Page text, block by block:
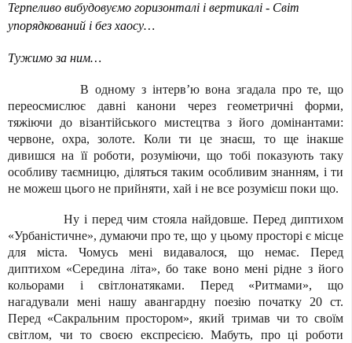
Терпеливо вибудовуємо горизонталі і вертикалі - Світ
упорядкований і без хаосу…
Тужимо за ним…
В одному з інтерв’ю вона згадала про те, що
переосмислює давні канони через геометричні форми,
тяжіючи до візантійського мистецтва з його домінантами:
червоне, охра, золоте. Коли ти це знаєш, то ще інакше
дивишся на її роботи, розуміючи, що тобі показують таку
особливу таємницю, діляться таким особливим знанням, і ти
не можеш цього не прийняти, хай і не все розумієш поки що.
Ну і перед чим стояла найдовше. Перед диптихом
«Урбаністичне», думаючи про те, що у цьому просторі є місце
для міста. Чомусь мені видавалося, що немає. Перед
диптихом «Середина літа», бо таке воно мені рідне з його
кольорами і світлонатяками. Перед «Ритмами», що
нагадували мені нашу авангардну поезію початку 20 ст.
Перед «Сакральним простором», який тримав чи то своїм
світлом, чи то своєю експресією. Мабуть, про ці роботи